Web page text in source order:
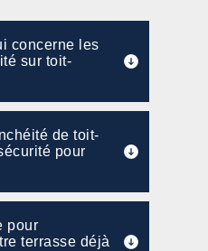
concerne les
sur toit-
de toit-
pour
pour
terrasse déjà